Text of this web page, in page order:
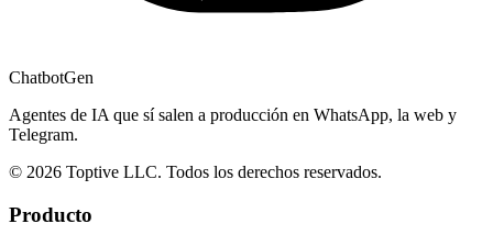
ChatbotGen
Agentes de IA que sí salen a producción en WhatsApp, la web y
Telegram.
© 2026 Toptive LLC. Todos los derechos reservados.
Producto